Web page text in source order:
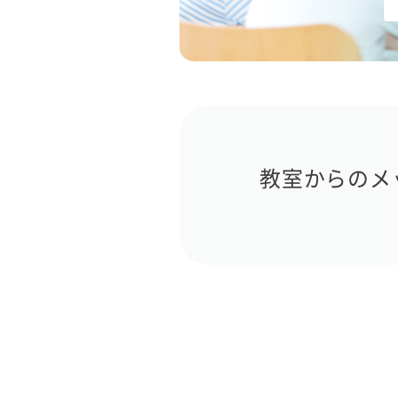
教室からのメ